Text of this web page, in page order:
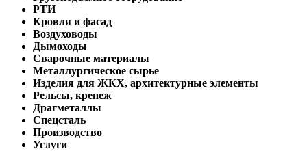
РТИ
Кровля и фасад
Воздуховоды
Дымоходы
Сварочные материалы
Металлургическое сырье
Изделия для ЖКХ, архитектурные элементы
Рельсы, крепеж
Драгметаллы
Спецсталь
Производство
Услуги